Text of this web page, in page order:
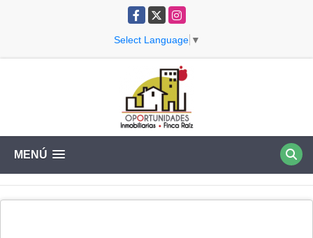
Facebook
X Instagram
Select Language ▼
MENÚ